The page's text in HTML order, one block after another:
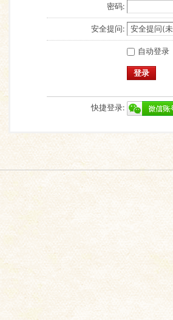
密码:
安全提问:
自动登录
登录
快捷登录: